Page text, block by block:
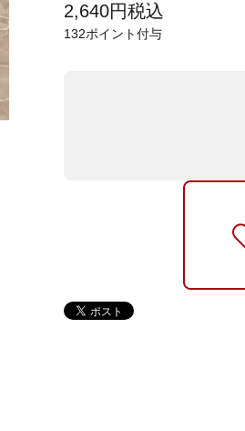
2,640円税込
132ポイント付与